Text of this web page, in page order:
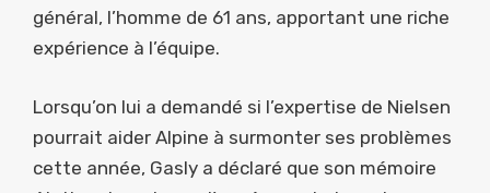
général, l’homme de 61 ans, apportant une riche
expérience à l’équipe.
Lorsqu’on lui a demandé si l’expertise de Nielsen
pourrait aider Alpine à surmonter ses problèmes
cette année, Gasly a déclaré que son mémoire